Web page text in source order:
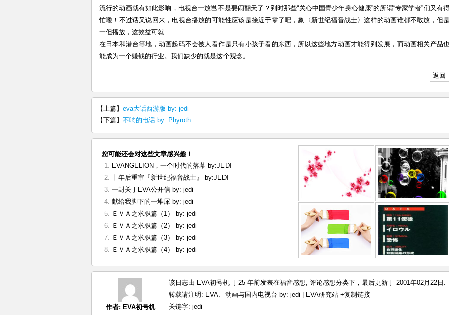
流行的动画就有如此影响，电视台一放岂不是要闹翻天了？到时那些“关心中国青少年身心健康”的所谓“专家学者”们又有
忙喽！不过话又说回来，电视台播放的可能性应该是接近于零了吧，象〈新世纪福音战士〉这样的动画谁都不敢放，但是
一但播放，这效益可就……
在日本和港台等地，动画起码不会被人看作是只有小孩子看的东西，所以这些地方动画才能得到发展，而动画相关产品
能成为一个赚钱的行业。我们缺少的就是这个观念。 .
返回
【上篇】 eva大话西游版 by: jedi
【下篇】 不响的电话 by: Phyroth
您可能还会对这些文章感兴趣！
EVANGELION，一个时代的落幕 by:JEDI
十年后重审『新世纪福音战士』 by:JEDI
一封关于EVA公开信 by: jedi
献给我脚下的一堆屎 by: jedi
ＥＶＡ之求职篇（1） by: jedi
ＥＶＡ之求职篇（2） by: jedi
ＥＶＡ之求职篇（3） by: jedi
ＥＶＡ之求职篇（4） by: jedi
作者: EVA初号机
该日志由 EVA初号机 于25 年前发表在福音感想, 评论感想分类下，最后更新于 2001年02月22日.
转载请注明: EVA、动画与国内电视台 by: jedi | EVA研究站 +复制链接
关键字: jedi